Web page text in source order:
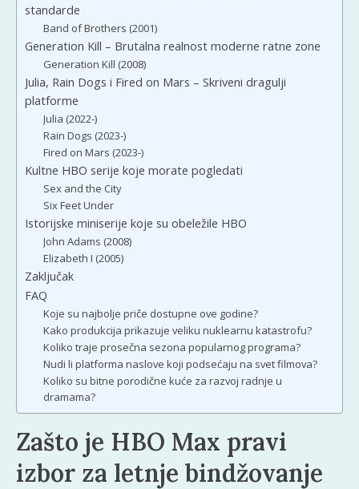
standarde
Band of Brothers (2001)
Generation Kill – Brutalna realnost moderne ratne zone
Generation Kill (2008)
Julia, Rain Dogs i Fired on Mars – Skriveni dragulji
platforme
Julia (2022-)
Rain Dogs (2023-)
Fired on Mars (2023-)
Kultne HBO serije koje morate pogledati
Sex and the City
Six Feet Under
Istorijske miniserije koje su obeležile HBO
John Adams (2008)
Elizabeth I (2005)
Zaključak
FAQ
Koje su najbolje priče dostupne ove godine?
Kako produkcija prikazuje veliku nuklearnu katastrofu?
Koliko traje prosečna sezona popularnog programa?
Nudi li platforma naslove koji podsećaju na svet filmova?
Koliko su bitne porodične kuće za razvoj radnje u
dramama?
Zašto je HBO Max pravi
izbor za letnje bindžovanje